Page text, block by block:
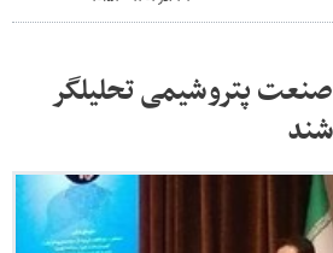
پتروشیمی تحلیلگر